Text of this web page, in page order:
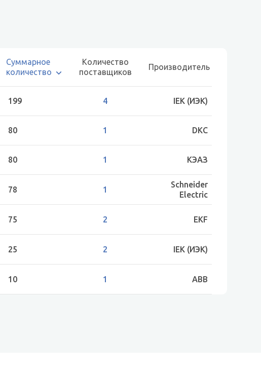
Суммарное
количество
Количество
поставщиков
Производитель
199 4 IEK (ИЭК)
80 1 DKC
80 1 КЭАЗ
78 1
Schneider
Electric
75 2 EKF
25 2 IEK (ИЭК)
10 1 ABB